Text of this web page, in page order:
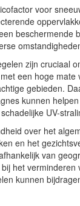
voor
beschermende
zijn cruciaal
een hoge
gebieden.
kunnen
UV-
over het
en het
van
het
kunnen